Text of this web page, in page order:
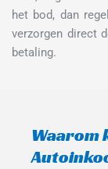
het bod, dan
verzorgen direct
betaling.
Waarom